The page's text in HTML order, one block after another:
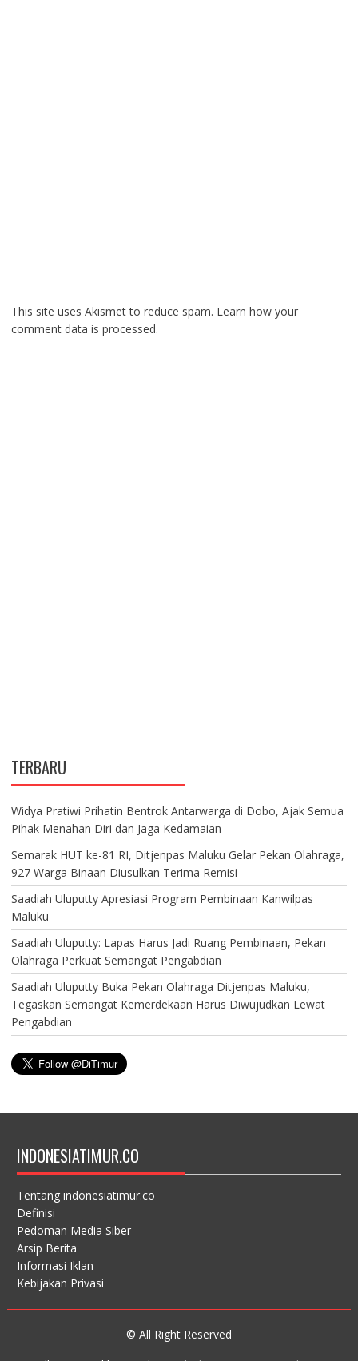
This site uses Akismet to reduce spam. Learn how your
comment data is processed.
TERBARU
Widya Pratiwi Prihatin Bentrok Antarwarga di Dobo, Ajak Semua
Pihak Menahan Diri dan Jaga Kedamaian
Semarak HUT ke-81 RI, Ditjenpas Maluku Gelar Pekan Olahraga,
927 Warga Binaan Diusulkan Terima Remisi
Saadiah Uluputty Apresiasi Program Pembinaan Kanwilpas
Maluku
Saadiah Uluputty: Lapas Harus Jadi Ruang Pembinaan, Pekan
Olahraga Perkuat Semangat Pengabdian
Saadiah Uluputty Buka Pekan Olahraga Ditjenpas Maluku,
Tegaskan Semangat Kemerdekaan Harus Diwujudkan Lewat
Pengabdian
INDONESIATIMUR.CO
Tentang indonesiatimur.co
Definisi
Pedoman Media Siber
Arsip Berita
Informasi Iklan
Kebijakan Privasi
© All Right Reserved